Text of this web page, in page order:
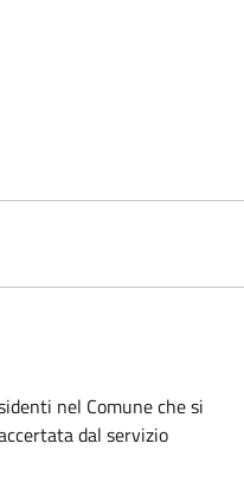
nel Comune che si
dal servizio